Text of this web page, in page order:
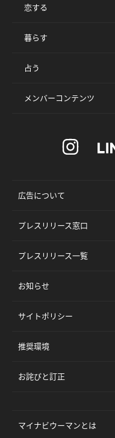
恋する
暮らす
占う
メンバーコンテンツ
広告について
プレスリリース窓口
プレスリリース一覧
お知らせ
サイトポリシー
推奨環境
お詫びと訂正
マイナビウーマンとは